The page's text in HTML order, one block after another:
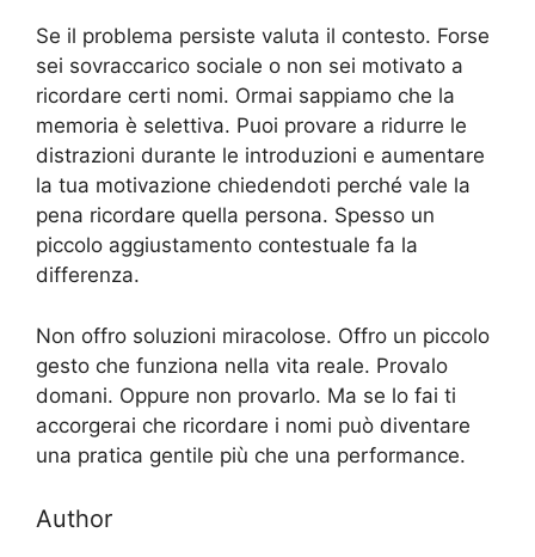
Se il problema persiste valuta il contesto. Forse
sei sovraccarico sociale o non sei motivato a
ricordare certi nomi. Ormai sappiamo che la
memoria è selettiva. Puoi provare a ridurre le
distrazioni durante le introduzioni e aumentare
la tua motivazione chiedendoti perché vale la
pena ricordare quella persona. Spesso un
piccolo aggiustamento contestuale fa la
differenza.
Non offro soluzioni miracolose. Offro un piccolo
gesto che funziona nella vita reale. Provalo
domani. Oppure non provarlo. Ma se lo fai ti
accorgerai che ricordare i nomi può diventare
una pratica gentile più che una performance.
Author